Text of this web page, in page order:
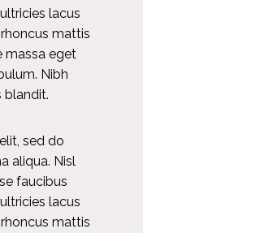
lacus
mattis
massa eget
Nibh
blandit.
sed do
aliqua. Nisl
faucibus
lacus
mattis